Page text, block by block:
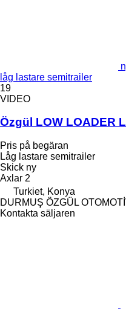
låg lastare semitrailer
19
VIDEO
Özgül LOW LOADER
Pris på begäran
Låg lastare semitrailer
Skick ny
Axlar 2
Turkiet, Konya
DURMUŞ ÖZGÜL
Kontakta säljaren